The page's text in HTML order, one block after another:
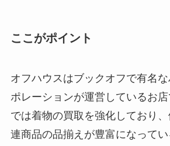
ここがポイント
オフハウスはブックオフで有名
ポレーションが運営しているお
では着物の買取を強化しており
連商品の品揃えが豊富になって